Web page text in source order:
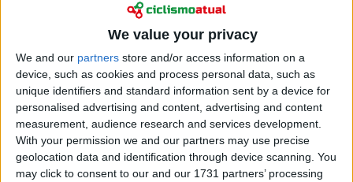
We value your privacy
We and our partners store and/or access information on a
device, such as cookies and process personal data, such as
unique identifiers and standard information sent by a device for
personalised advertising and content, advertising and content
measurement, audience research and services development.
With your permission we and our partners may use precise
geolocation data and identification through device scanning. You
may click to consent to our and our 1731 partners’ processing
Numa prova que muitos consideram sob o controlo
do grande favorito, Jonas Vingegaard, Bernal prefere
manter a calma e olhar para o Giro de forma
diferente face a anos anteriores: ambicioso, sim, mas
também com uma renovada capacidade de o
desfrutar.